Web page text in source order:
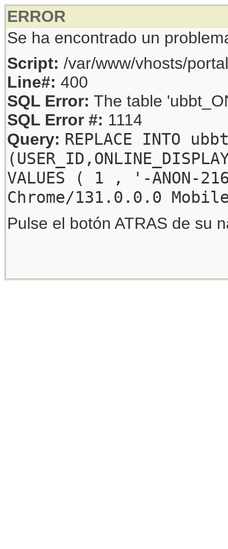
ERROR
Se ha encontrado un
Script: /var/www/vhosts/
Line#: 400
SQL Error: The table
SQL Error #: 1114
Query: REPLACE INTO
VALUES ( 1 , '-
Chrome/131.0.0.0
Pulse el botón ATRAS de su